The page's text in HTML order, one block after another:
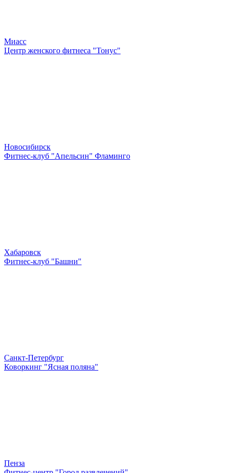
Миасс
Центр женского фитнеса "Тонус"
Новосибирск
Фитнес-клуб "Апельсин" Фламинго
Хабаровск
Фитнес-клуб "Башни"
Санкт-Петербург
Коворкинг "Ясная поляна"
Пенза